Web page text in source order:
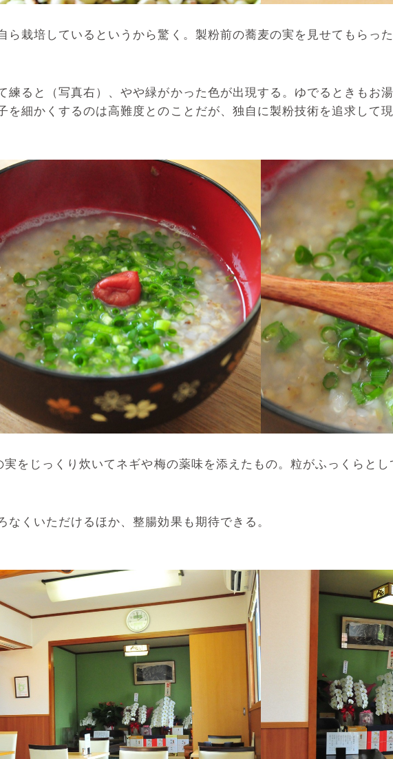
栽培しているというから驚く。製粉前の蕎麦の実を見せてもらっ
ると（写真右）、やや緑がかった色が出現する。ゆでるときもお
を細かくするのは高難度とのことだが、独自に製粉技術を追求して
をじっくり炊いてネギや梅の薬味を添えたもの。粒がふっくらと
くいただけるほか、整腸効果も期待できる。